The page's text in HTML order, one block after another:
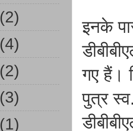
इनके
गए हैं।
पुत्र
(2)
(4)
(2)
(3)
(1)